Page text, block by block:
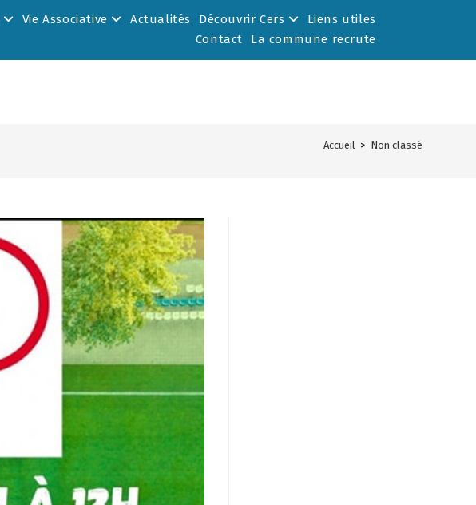
Vie Associative Actualités Découvrir Cers
Liens utiles
Contact
La commune recrute
Accueil > Non classé